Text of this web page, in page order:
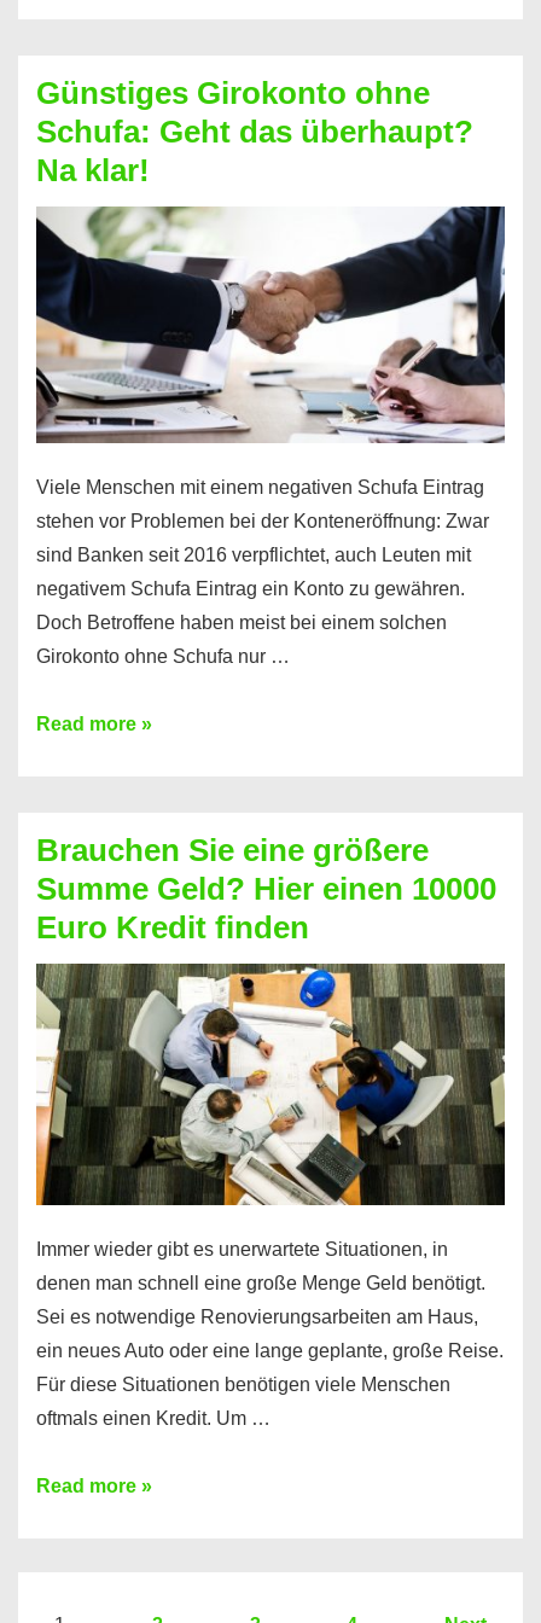
dabei
profitieren
–
So
funktioniert’s
Günstiges Girokonto ohne
Schufa: Geht das überhaupt?
Na klar!
Viele Menschen mit einem negativen Schufa Eintrag
stehen vor Problemen bei der Konteneröffnung: Zwar
sind Banken seit 2016 verpflichtet, auch Leuten mit
negativem Schufa Eintrag ein Konto zu gewähren.
Doch Betroffene haben meist bei einem solchen
Girokonto ohne Schufa nur …
Günstiges
Geht
das
überhaupt?
Na
klar!
Read more »
Brauchen Sie eine größere
Summe Geld? Hier einen 10000
Euro Kredit finden
Immer wieder gibt es unerwartete Situationen, in
denen man schnell eine große Menge Geld benötigt.
Sei es notwendige Renovierungsarbeiten am Haus,
ein neues Auto oder eine lange geplante, große Reise.
Für diese Situationen benötigen viele Menschen
oftmals einen Kredit. Um …
Brauchen
Read more »